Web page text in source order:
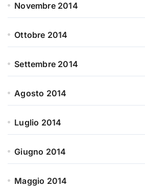
Novembre 2014
Ottobre 2014
Settembre 2014
Agosto 2014
Luglio 2014
Giugno 2014
Maggio 2014